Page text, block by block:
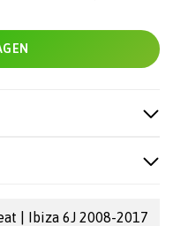
| Ibiza 6J 2008-2017